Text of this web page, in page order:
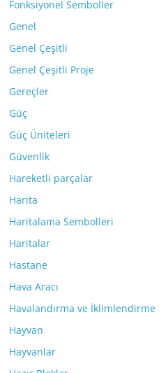
Fonksiyonel Semboller
Genel
Genel Çeşitli
Genel Çeşitli Proje
Gereçler
Güç
Güç Üniteleri
Güvenlik
Hareketli parçalar
Harita
Haritalama Sembolleri
Haritalar
Hastane
Hava Aracı
Havalandırma ve İklimlendirme
Hayvan
Hayvanlar